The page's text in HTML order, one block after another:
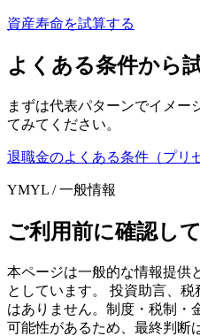
資産寿命を試算する
よくある条件から
まずは代表パターンでイメー
てみてください。
退職金のよくある条件（プリ
YMYL / 一般情報
ご利用前に確認し
本ページは一般的な情報提供
としています。 投資助言、
はありません。制度・税制・
可能性があるため、最終判断